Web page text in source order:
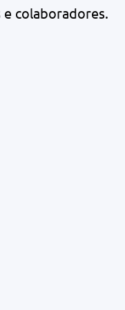
colaboradores.